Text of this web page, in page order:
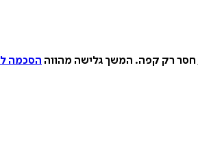
חסר רק קפה. המשך גלישה מהווה הסכמה